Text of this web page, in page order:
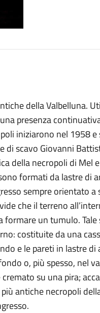
della Valbelluna.
presenza
iniziarono nel 1958
di scavo Giovanni
della necropoli di Mel
formati da lastre di
sempre orientato
che il terreno
formare un tumulo.
costituite da una
e le pareti in lastre di
o, più spesso, nel
su una pira;
antiche necropoli